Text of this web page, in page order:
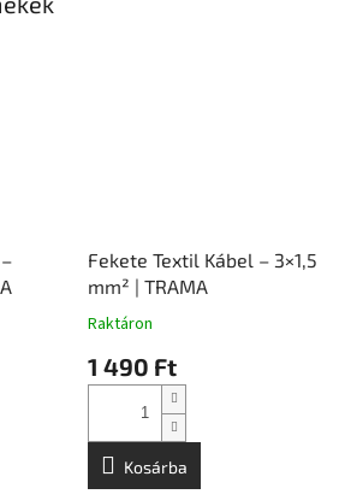
Fekete Textil Kábel – 3×1,5
mm² | TRAMA
Raktáron
1 490 Ft
Kosárba